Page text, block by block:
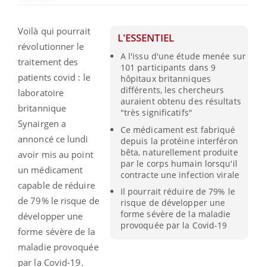
L'ESSENTIEL
A l'issu d'une étude menée sur
101 participants dans 9
hôpitaux britanniques
différents, les chercheurs
auraient obtenu des résultats
"très significatifs"
Ce médicament est fabriqué
depuis la protéine interféron
bêta, naturellement produite
par le corps humain lorsqu'il
contracte une infection virale
Il pourrait réduire de 79% le
risque de développer une
forme sévère de la maladie
provoquée par la Covid-19
Voilà qui pourrait
révolutionner le
traitement des
patients covid : le
laboratoire
britannique
Synairgen a
annoncé ce lundi
avoir mis au point
un médicament
capable de réduire
de 79% le risque de
développer une
forme sévère de la
maladie provoquée
par la Covid-19.